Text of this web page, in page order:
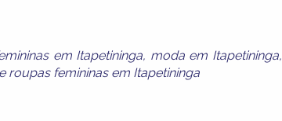
em Itapetininga, moda em Itapetininga,
e roupas femininas em Itapetininga